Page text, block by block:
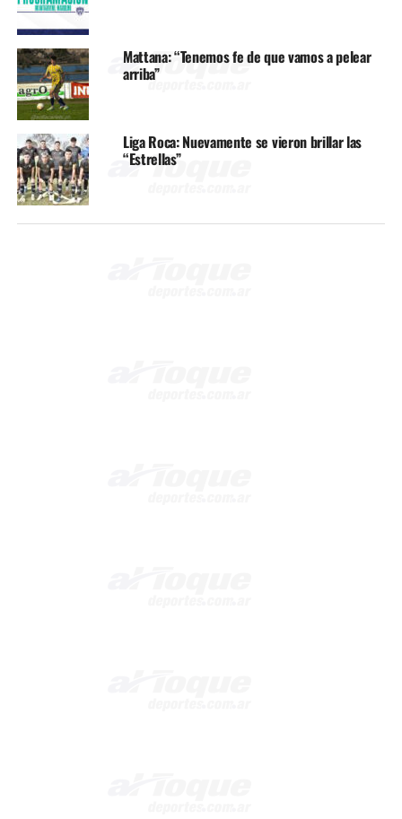
Mattana: “Tenemos fe de que vamos a pelear
arriba”
Liga Roca: Nuevamente se vieron brillar las
“Estrellas”